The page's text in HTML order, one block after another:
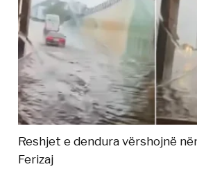
Reshjet e dendura vërshojnë
Ferizaj